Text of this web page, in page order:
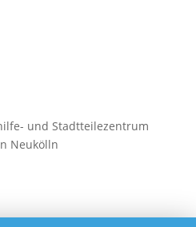
und Stadtteilezentrum
Neukölln